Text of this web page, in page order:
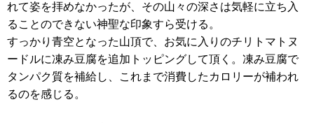
れて姿を拝めなかったが、その山々の深さは気軽に立ち入
ることのできない神聖な印象すら受ける。
すっかり青空となった山頂で、お気に入りのチリトマトヌ
ードルに凍み豆腐を追加トッピングして頂く。凍み豆腐で
タンパク質を補給し、これまで消費したカロリーが補われ
るのを感じる。